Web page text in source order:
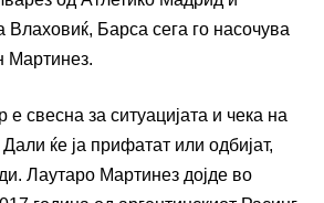
Барса сега го насочува
Мартинез.
свесна за ситуацијата и чека на
ќе ја прифатат или одбијат,
Лаутаро Мартинез дојде во